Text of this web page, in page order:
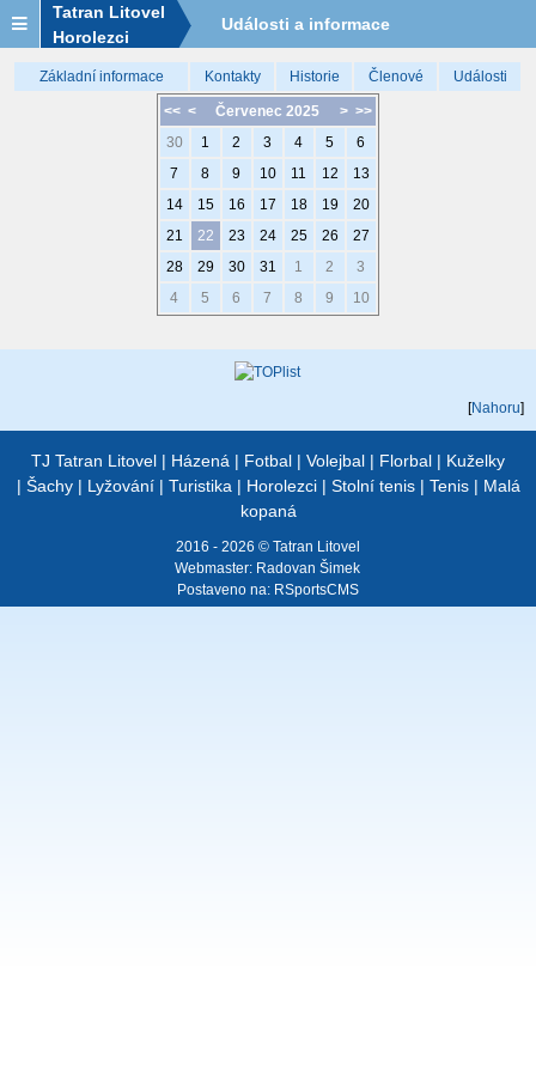
Tatran Litovel
Horolezci
Události a informace
Základní informace Kontakty Historie Členové Události
<< < > >>
Červenec 2025
30
1 2 3 4 5
6
7
8 9 10 11 12
13
14
15 16 17 18 19
20
21
22 23 24 25 26
27
28
29 30 31 1 2
3
4
5 6 7 8 9 10
[Nahoru]
TJ Tatran Litovel | Házená | Fotbal | Volejbal | Florbal | Kuželky
| Šachy| Lyžování| Turistika | Horolezci| Stolní tenis| Tenis| Malá
kopaná
2016 - 2026 © Tatran Litovel
Webmaster: Radovan Šimek
Postaveno na: RSportsCMS